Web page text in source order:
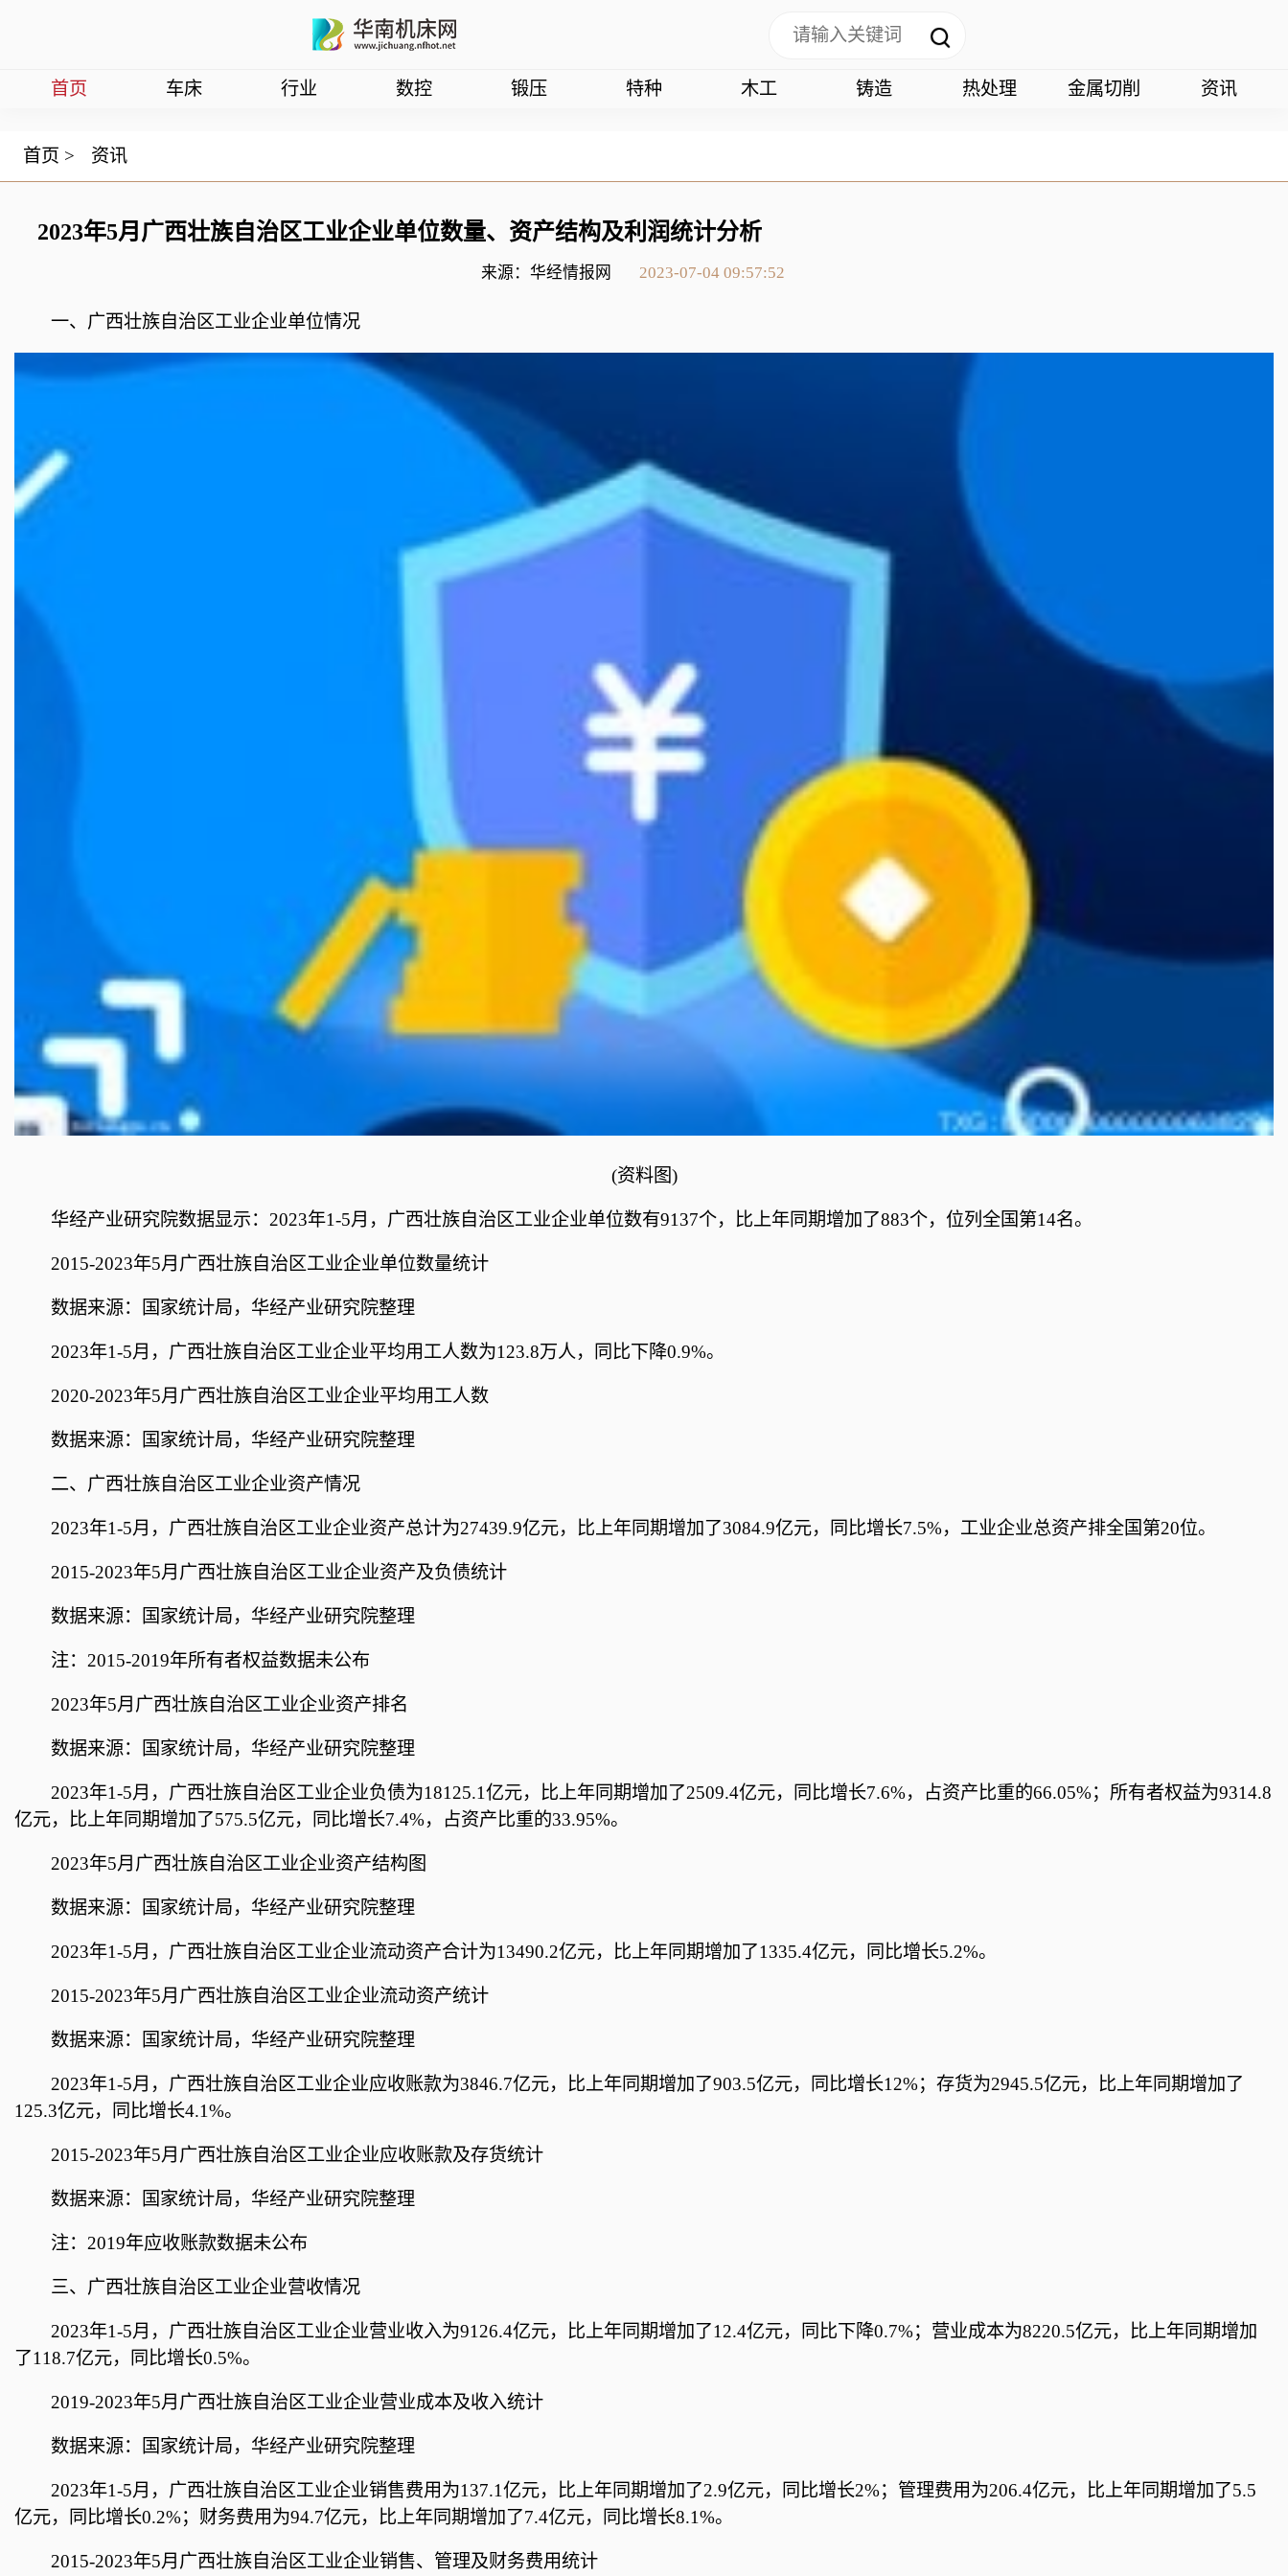
首页 车床 行业 数控 锻压 特种 木工 铸造 热处理 金属切削 资讯
首页 > 资讯
2023年5月广西壮族自治区工业企业单位数量、资产结构及利润统计分析
来源：华经情报网 2023-07-04 09:57:52
一、广西壮族自治区工业企业单位情况
(资料图)
华经产业研究院数据显示：2023年1-5月，广西壮族自治区工业企业单位数有9137个，比上年同期增加了883个，位列全国第14名。
2015-2023年5月广西壮族自治区工业企业单位数量统计
数据来源：国家统计局，华经产业研究院整理
2023年1-5月，广西壮族自治区工业企业平均用工人数为123.8万人，同比下降0.9%。
2020-2023年5月广西壮族自治区工业企业平均用工人数
数据来源：国家统计局，华经产业研究院整理
二、广西壮族自治区工业企业资产情况
2023年1-5月，广西壮族自治区工业企业资产总计为27439.9亿元，比上年同期增加了3084.9亿元，同比增长7.5%，工业企业总资产排全国第20位。
2015-2023年5月广西壮族自治区工业企业资产及负债统计
数据来源：国家统计局，华经产业研究院整理
注：2015-2019年所有者权益数据未公布
2023年5月广西壮族自治区工业企业资产排名
数据来源：国家统计局，华经产业研究院整理
2023年1-5月，广西壮族自治区工业企业负债为18125.1亿元，比上年同期增加了2509.4亿元，同比增长7.6%，占资产比重的66.05%；所有者权益为9314.8
亿元，比上年同期增加了575.5亿元，同比增长7.4%，占资产比重的33.95%。
2023年5月广西壮族自治区工业企业资产结构图
数据来源：国家统计局，华经产业研究院整理
2023年1-5月，广西壮族自治区工业企业流动资产合计为13490.2亿元，比上年同期增加了1335.4亿元，同比增长5.2%。
2015-2023年5月广西壮族自治区工业企业流动资产统计
数据来源：国家统计局，华经产业研究院整理
2023年1-5月，广西壮族自治区工业企业应收账款为3846.7亿元，比上年同期增加了903.5亿元，同比增长12%；存货为2945.5亿元，比上年同期增加了
125.3亿元，同比增长4.1%。
2015-2023年5月广西壮族自治区工业企业应收账款及存货统计
数据来源：国家统计局，华经产业研究院整理
注：2019年应收账款数据未公布
三、广西壮族自治区工业企业营收情况
2023年1-5月，广西壮族自治区工业企业营业收入为9126.4亿元，比上年同期增加了12.4亿元，同比下降0.7%；营业成本为8220.5亿元，比上年同期增加
了118.7亿元，同比增长0.5%。
2019-2023年5月广西壮族自治区工业企业营业成本及收入统计
数据来源：国家统计局，华经产业研究院整理
2023年1-5月，广西壮族自治区工业企业销售费用为137.1亿元，比上年同期增加了2.9亿元，同比增长2%；管理费用为206.4亿元，比上年同期增加了5.5
亿元，同比增长0.2%；财务费用为94.7亿元，比上年同期增加了7.4亿元，同比增长8.1%。
2015-2023年5月广西壮族自治区工业企业销售、管理及财务费用统计